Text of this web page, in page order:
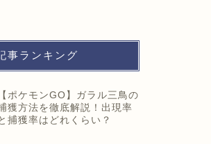
事ランキング
【ポケモンGO】ガラル三鳥の
獲方法を徹底解説！出現率
捕獲率はどれくらい？